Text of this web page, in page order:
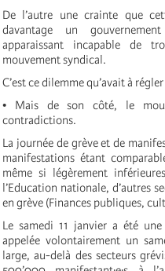
De l’autre une crainte que
davantage un
apparaissant incapable de
mouvement syndical.
C’est ce dilemme qu’avait à
• Mais de son côté, le
contradictions.
La journée de grève et de
manifestations étant
même si légèrement
l’Education nationale, d’autres
en grève (Finances publiques,
Le samedi 11 janvier a été
appelée volontairement un
large, au-delà des secteurs